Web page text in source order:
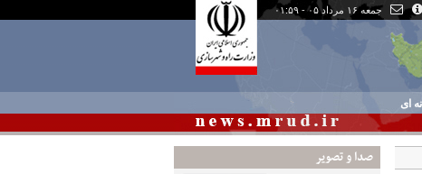
جمعه ۱۶ مرداد ۰۵ - ۰۱:۵۹
ای
صدا و تصوير